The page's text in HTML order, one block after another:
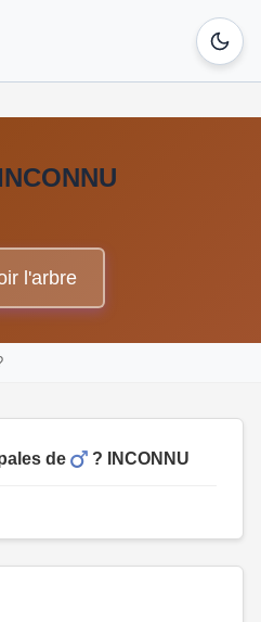
l'arbre
de ? INCONNU